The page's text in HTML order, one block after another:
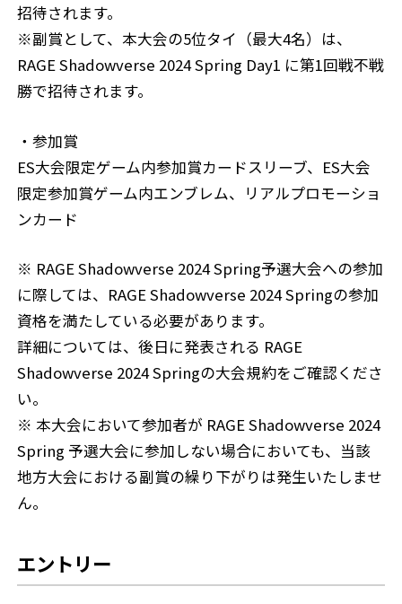
招待されます。
※副賞として、本大会の5位タイ（最大4名）は、
RAGE Shadowverse 2024 Spring Day1 に第1回戦不戦
勝で招待されます。
・参加賞
ES大会限定ゲーム内参加賞カードスリーブ、ES大会
限定参加賞ゲーム内エンブレム、リアルプロモーショ
ンカード
※ RAGE Shadowverse 2024 Spring予選大会への参加
に際しては、RAGE Shadowverse 2024 Springの参加
資格を満たしている必要があります。
詳細については、後日に発表される RAGE
Shadowverse 2024 Springの大会規約をご確認くださ
い。
※ 本大会において参加者が RAGE Shadowverse 2024
Spring 予選大会に参加しない場合においても、当該
地方大会における副賞の繰り下がりは発生いたしませ
ん。
エントリー